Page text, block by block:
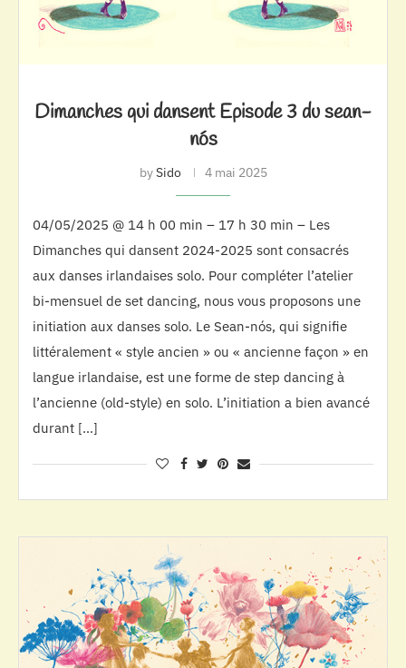
Dimanches qui dansent Episode 3 du sean-
nós
bySido 4 mai 2025
04/05/2025 @ 14 h 00 min – 17 h 30 min – Les
Dimanches qui dansent 2024-2025 sont consacrés
aux danses irlandaises solo. Pour compléter l’atelier
bi-mensuel de set dancing, nous vous proposons une
initiation aux danses solo. Le Sean-nós, qui signifie
littéralement « style ancien » ou « ancienne façon » en
langue irlandaise, est une forme de step dancing à
l’ancienne (old-style) en solo. L’initiation a bien avancé
durant […]